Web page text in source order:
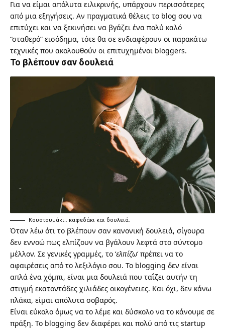
Για να είμαι απόλυτα ειλικρινής, υπάρχουν περισσότερες
από μια εξηγήσεις. Αν πραγματικά θέλεις το blog σου να
επιτύχει και να ξεκινήσει να βγάζει ένα πολύ καλό
“σταθερό” εισόδημα, τότε θα σε ενδιαφέρουν οι παρακάτω
τεχνικές που ακολουθούν οι επιτυχημένοι bloggers.
Το βλέπουν σαν δουλειά
Κουστουμάκι.. καφεδάκι και δουλειά.
Όταν λέω ότι το βλέπουν σαν κανονική δουλειά, σίγουρα
δεν εννοώ πως ελπίζουν να βγάλουν λεφτά στο σύντομο
μέλλον. Σε γενικές γραμμές, το ‘ελπίζω‘ πρέπει να το
αφαιρέσεις από το λεξιλόγιο σου. Το blogging δεν είναι
απλά ένα χόμπι, είναι μια δουλειά που ταΐζει αυτήν τη
στιγμή εκατοντάδες χιλιάδες οικογένειες. Και όχι, δεν κάνω
πλάκα, είμαι απόλυτα σοβαρός.
Είναι εύκολο όμως να το λέμε και δύσκολο να το κάνουμε σε
πράξη. Το blogging δεν διαφέρει και πολύ από τις startup